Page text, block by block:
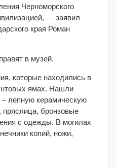
Черноморского
— заявил
края Роман
в музей.
которые находились в
ямах. Нашли
– лепную керамическую
бронзовые
с одежды. В могилах
копий, ножи,